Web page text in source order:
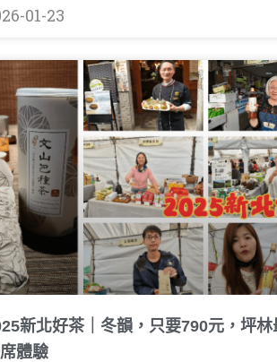
01-23
新北好茶｜冬韻，只要790元，坪
體驗